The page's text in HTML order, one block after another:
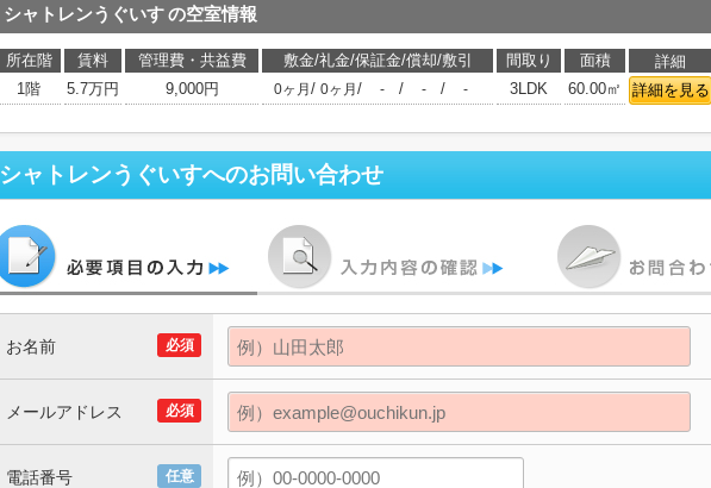
シャトレンうぐいすの空室情報
所在階 賃料 管理費・共益費 敷金/礼金/保証金/償却/敷引 間取り 面積 詳細
1階
5.7万円 9,000円 0ヶ月 / 0ヶ月 / - / - / - 3LDK 60.00㎡ 詳細を見る
シャトレンうぐいすへのお問い合わせ
必須
お名前
必須
メールアドレス
任意
電話番号